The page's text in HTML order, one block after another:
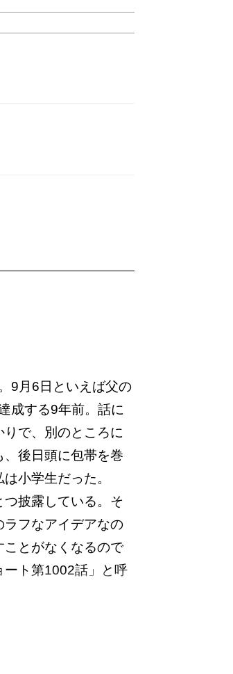
9月6日といえば父の
成する9年前。話に
で、別のところに
後日頭に包帯を巻
小学生だった。
披露している。そ
フなアイデアなの
とがなくなるので
ート第1002話」と呼
と、作り話のフィ